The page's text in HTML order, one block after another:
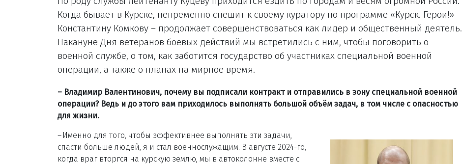
Когда бывает в Курске, непременно спешит к своему куратору по программе «Курск. Герои!»
Константину Комкову – продолжает совершенствоваться как лидер и общественный деятель.
Накануне Дня ветеранов боевых действий мы встретились с ним, чтобы поговорить о
военной службе, о том, как заботится государство об участниках специальной военной
операции, а также о планах на мирное время.
– Владимир Валентинович, почему вы подписали контракт и отправились в зону специальной военной
операции? Ведь и до этого вам приходилось выполнять большой объём задач, в том числе с опасностью
для жизни.
– Именно для того, чтобы эффективнее выполнять эти задачи,
спасти больше людей, я и стал военнослужащим. В августе 2024-го,
когда враг вторгся на курскую землю, мы в автоколонне вместе с